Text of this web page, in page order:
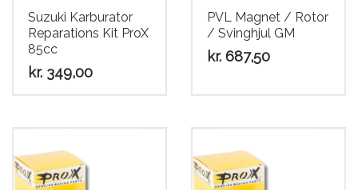
Suzuki Karburator
Reparations Kit ProX
85cc
kr. 349,00
PVL Magnet / Rotor
/ Svinghjul GM
kr. 687,50